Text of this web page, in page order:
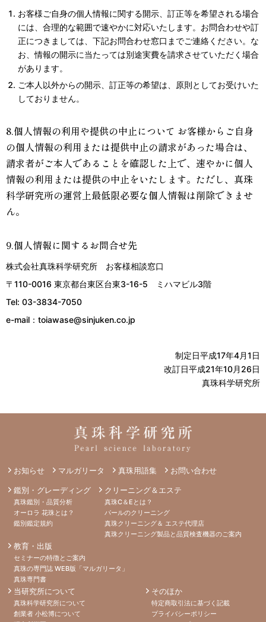
お客様ご自身の個人情報に関する開示、訂正等を希望される場合
には、合理的な範囲で速やかに対応いたします。お問合わせや訂
正につきましては、下記お問合わせ窓口までご連絡ください。な
お、情報の開示に当たっては別途実費を請求させていただく場合
があります。
ご本人以外からの開示、訂正等の希望は、原則としてお受けいた
しておりません。
8.個人情報の利用や提供の中止について お客様からご自身
の個人情報の利用または提供中止の請求があった場合は、
請求者がご本人であることを確認した上で、速やかに個人
情報の利用または提供の中止をいたします。ただし、真珠
科学研究所の運営上最低限必要な個人情報は削除できませ
ん。
9.個人情報に関するお問合せ先
株式会社真珠科学研究所 お客様相談窓口
〒110-0016 東京都台東区台東3-16-5 ミハマビル3階
Tel: 03-3834-7050
e-mail：toiawase@sinjuken.co.jp
制定日平成17年4月1日
改訂日平成21年10月26日
真珠科学研究所
お知らせ マルガリータ 真珠用語集 お問い合わせ
鑑別・グレーディング
真珠鑑別・品質分析
オーロラ 花珠とは？
鑑別鑑定規約
クリーニング＆エステ
真珠C＆Eとは？
パールのクリーニング
真珠クリーニング＆ エステ代理店
真珠クリーニング製品と品質検査機器のご案内
教育・出版
セミナーの特徴とご案内
真珠の専門誌 WEB版「マルガリータ」
真珠専門書
当研究所について
真珠科学研究所について
創業者 小松博について
そのほか
特定商取引法に基づく記載
プライバシーポリシー